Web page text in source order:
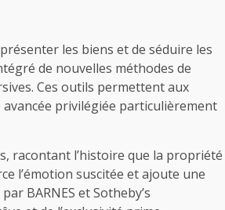
les biens et de séduire les
de nouvelles méthodes de
Ces outils permettent aux
privilégiée particulièrement
racontant l’histoire que la propriété
l’émotion suscitée et ajoute une
BARNES et Sotheby’s